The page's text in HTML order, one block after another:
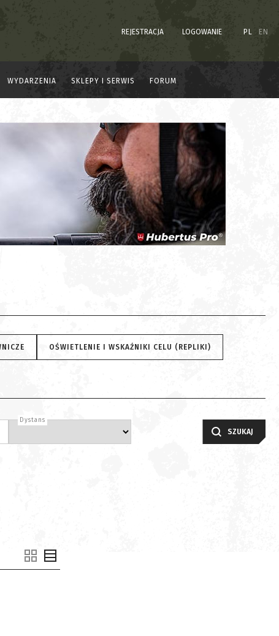
REJESTRACJA LOGOWANIE PL EN
WYDARZENIA SKLEPY I SERWIS FORUM
OŚWIETLENIE I WSKAŹNIKI CELU (REPLIKI)
Dystans
SZUKAJ